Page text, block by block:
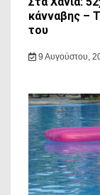
κάνναβης –
του
9 Αυγούστου,